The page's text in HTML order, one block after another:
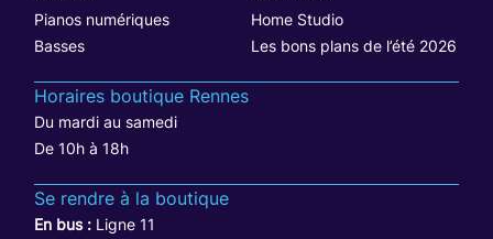
Pianos numériques
Home Studio
Basses
Les bons plans de l’été 2026
Horaires boutique Rennes
Du mardi au samedi
De 10h à 18h
Se rendre à la boutique
En bus : Ligne 11